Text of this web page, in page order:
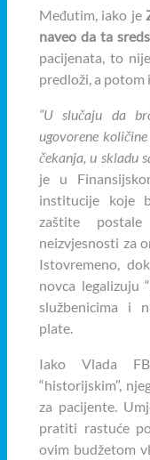
Međutim, iako je
naveo da ta
pacijenata, to
predloži, a potom
“U slučaju da
ugovorene
čekanja, u skladu
je u
institucije koje
zaštite
neizvjesnosti za
Istovremeno,
novca legalizuju
službenicima i
plate.
Iako Vlada
“historijskim”,
za pacijente.
pratiti rastuće
ovim budžetom